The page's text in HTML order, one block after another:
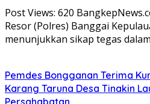
Post Views: 620
Resor (Polres) Banggai
menunjukkan sikap tegas
Pemdes Bongganan Terima
Karang Taruna Desa Tinakin
Persahabatan